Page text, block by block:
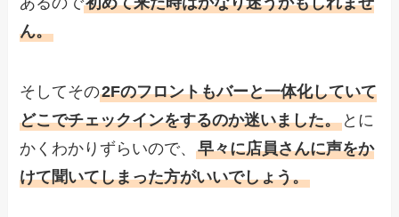
ん。
そしてその2Fのフロントもバーと一体化していて
どこでチェックインをするのか迷いました。 とに
かくわかりずらいので、早々に店員さんに声をか
けて聞いてしまった方がいいでしょう。